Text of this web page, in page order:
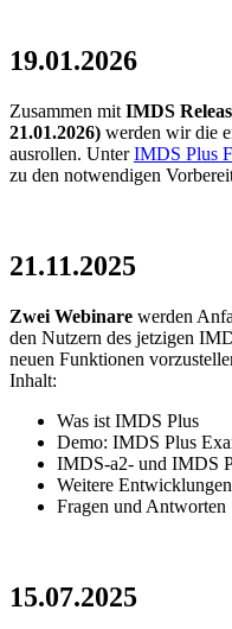
19.01.2026
Zusammen mit IMDS
21.01.2026) werden wir die
ausrollen. UnterIMDS Plus
zu den notwendigen
21.11.2025
Zwei Webinare werden
den Nutzern des jetzigen
neuen Funktionen
Inhalt:
Was ist IMDS Plus
Demo: IMDS Plus
IMDS-a2- und IMDS
Weitere Entwicklungen
Fragen und Antworten
15.07.2025